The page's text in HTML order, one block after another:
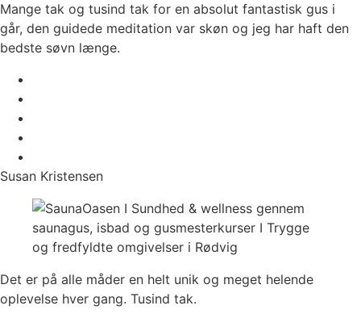
Mange tak og tusind tak for en absolut fantastisk gus i
går, den guidede meditation var skøn og jeg har haft den
bedste søvn længe.
Susan Kristensen
Det er på alle måder en helt unik og meget helende
oplevelse hver gang. Tusind tak.